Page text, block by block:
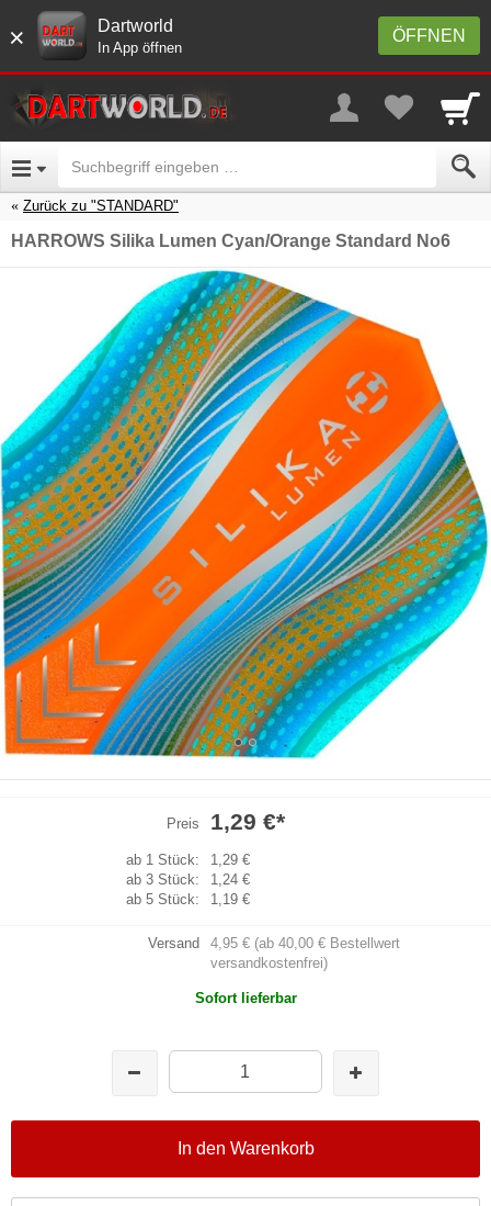
× ÖFFNEN
Dartworld
In App öffnen
Zurück zu "STANDARD"
HARROWS Silika Lumen Cyan/Orange Standard No6
Preis 1,29 €*
ab 1 Stück:
1,29 €
ab 3 Stück:
1,24 €
ab 5 Stück:
1,19 €
Versand
4,95 € (ab 40,00 € Bestellwert
versandkostenfrei)
Sofort lieferbar
In den Warenkorb